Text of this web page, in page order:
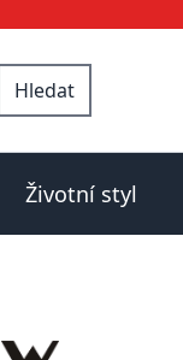
Hledat
Životní styl